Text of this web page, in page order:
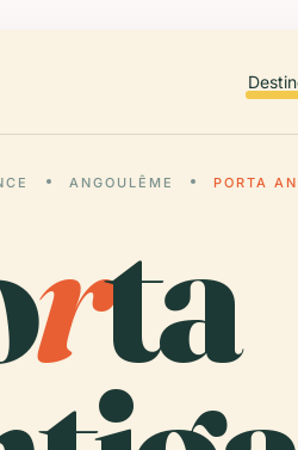
ANGOULÊME PORTA
rta